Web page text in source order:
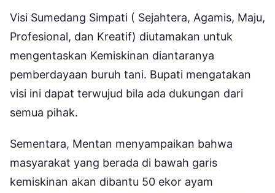
Visi Sumedang Simpati ( Sejahtera, Agamis, Maju,
Profesional, dan Kreatif) diutamakan untuk
mengentaskan Kemiskinan diantaranya
pemberdayaan buruh tani. Bupati mengatakan
visi ini dapat terwujud bila ada dukungan dari
semua pihak.
Sementara, Mentan menyampaikan bahwa
masyarakat yang berada di bawah garis
kemiskinan akan dibantu 50 ekor ayam